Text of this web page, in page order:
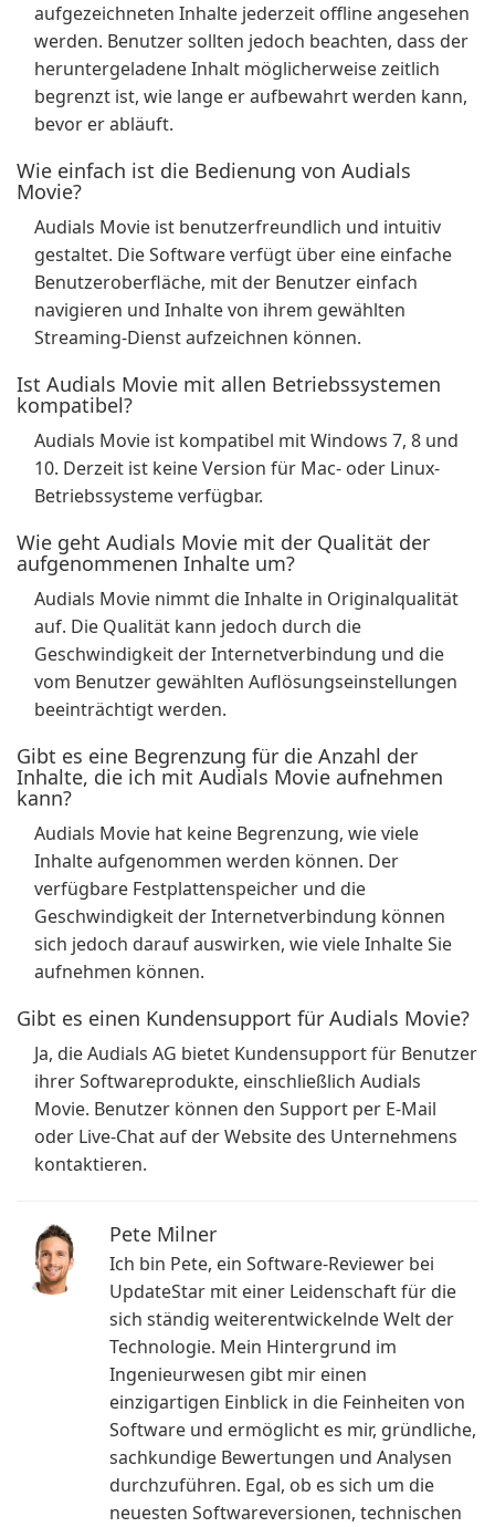
aufgezeichneten Inhalte jederzeit offline angesehen
werden. Benutzer sollten jedoch beachten, dass der
heruntergeladene Inhalt möglicherweise zeitlich
begrenzt ist, wie lange er aufbewahrt werden kann,
bevor er abläuft.
Wie einfach ist die Bedienung von Audials
Movie?
Audials Movie ist benutzerfreundlich und intuitiv
gestaltet. Die Software verfügt über eine einfache
Benutzeroberfläche, mit der Benutzer einfach
navigieren und Inhalte von ihrem gewählten
Streaming-Dienst aufzeichnen können.
Ist Audials Movie mit allen Betriebssystemen
kompatibel?
Audials Movie ist kompatibel mit Windows 7, 8 und
10. Derzeit ist keine Version für Mac- oder Linux-
Betriebssysteme verfügbar.
Wie geht Audials Movie mit der Qualität der
aufgenommenen Inhalte um?
Audials Movie nimmt die Inhalte in Originalqualität
auf. Die Qualität kann jedoch durch die
Geschwindigkeit der Internetverbindung und die
vom Benutzer gewählten Auflösungseinstellungen
beeinträchtigt werden.
Gibt es eine Begrenzung für die Anzahl der
Inhalte, die ich mit Audials Movie aufnehmen
kann?
Audials Movie hat keine Begrenzung, wie viele
Inhalte aufgenommen werden können. Der
verfügbare Festplattenspeicher und die
Geschwindigkeit der Internetverbindung können
sich jedoch darauf auswirken, wie viele Inhalte Sie
aufnehmen können.
Gibt es einen Kundensupport für Audials Movie?
Ja, die Audials AG bietet Kundensupport für Benutzer
ihrer Softwareprodukte, einschließlich Audials
Movie. Benutzer können den Support per E-Mail
oder Live-Chat auf der Website des Unternehmens
kontaktieren.
Pete Milner
Ich bin Pete, ein Software-Reviewer bei
UpdateStar mit einer Leidenschaft für die
sich ständig weiterentwickelnde Welt der
Technologie. Mein Hintergrund im
Ingenieurwesen gibt mir einen
einzigartigen Einblick in die Feinheiten von
Software und ermöglicht es mir, gründliche,
sachkundige Bewertungen und Analysen
durchzuführen. Egal, ob es sich um die
neuesten Softwareversionen, technischen